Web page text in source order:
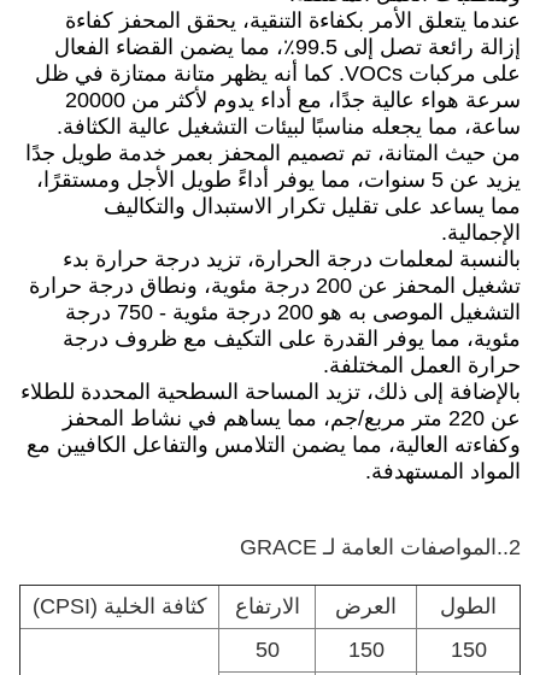
عندما يتعلق الأمر بكفاءة التنقية، يحقق المحفز كفاءة
إزالة رائعة تصل إلى 99.5٪، مما يضمن القضاء الفعال
على مركبات VOCs. كما أنه يظهر متانة ممتازة في ظل
سرعة هواء عالية جدًا، مع أداء يدوم لأكثر من 20000
ساعة، مما يجعله مناسبًا لبيئات التشغيل عالية الكثافة.​
من حيث المتانة، تم تصميم المحفز بعمر خدمة طويل جدًا
يزيد عن 5 سنوات، مما يوفر أداءً طويل الأجل ومستقرًا،
مما يساعد على تقليل تكرار الاستبدال والتكاليف
الإجمالية.​
بالنسبة لمعلمات درجة الحرارة، تزيد درجة حرارة بدء
تشغيل المحفز عن 200 درجة مئوية، ونطاق درجة حرارة
التشغيل الموصى به هو 200 درجة مئوية - 750 درجة
مئوية، مما يوفر القدرة على التكيف مع ظروف درجة
حرارة العمل المختلفة.​
بالإضافة إلى ذلك، تزيد المساحة السطحية المحددة للطلاء
عن 220 متر مربع/جم، مما يساهم في نشاط المحفز
وكفاءته العالية، مما يضمن التلامس والتفاعل الكافيين مع
المواد المستهدفة.
2.. المواصفات العامة لـ GRACE
الطول العرض الارتفاع
كثافة الخلية (CPSI)
150
150
50